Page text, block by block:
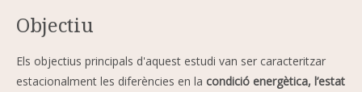
Objectiu
Els objectius principals d'aquest estudi van ser caracteritzar
estacionalment les diferències en la condició energètica, l’estat